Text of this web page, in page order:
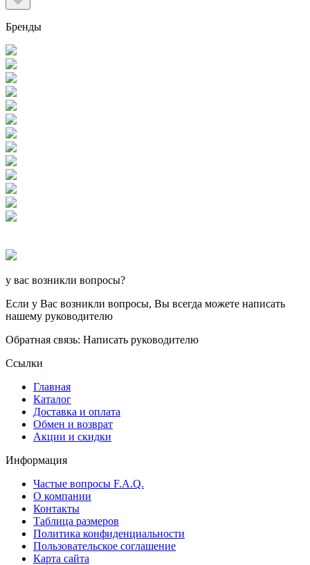
Бренды
у вас возникли вопросы?
Если у Вас возникли вопросы, Вы всегда можете написать
нашему руководителю
Обратная связь: Написать руководителю
Ссылки
Главная
Каталог
Доставка и оплата
Обмен и возврат
Акции и скидки
Информация
Частые вопросы F.A.Q.
О компании
Контакты
Таблица размеров
Политика конфиденциальности
Пользовательское соглашение
Карта сайта